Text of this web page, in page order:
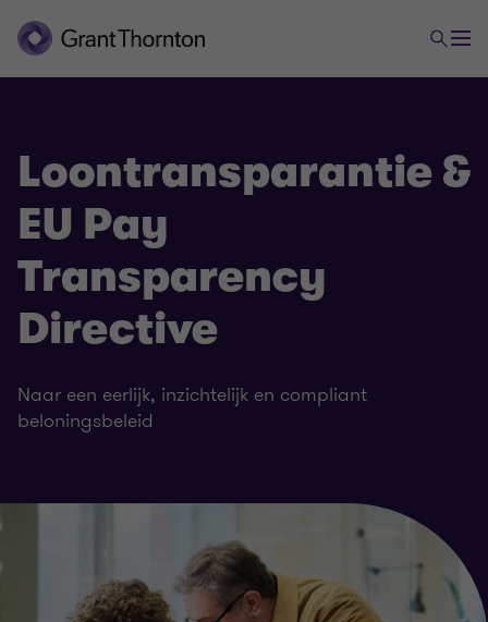
Loontransparantie &
EU Pay
Transparency
Directive
Naar een eerlijk, inzichtelijk en compliant
beloningsbeleid